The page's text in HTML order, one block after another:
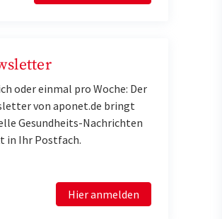
oder einmal pro Woche: Der
von aponet.de bringt
Gesundheits-Nachrichten
in Ihr Postfach.
Hier anmelden